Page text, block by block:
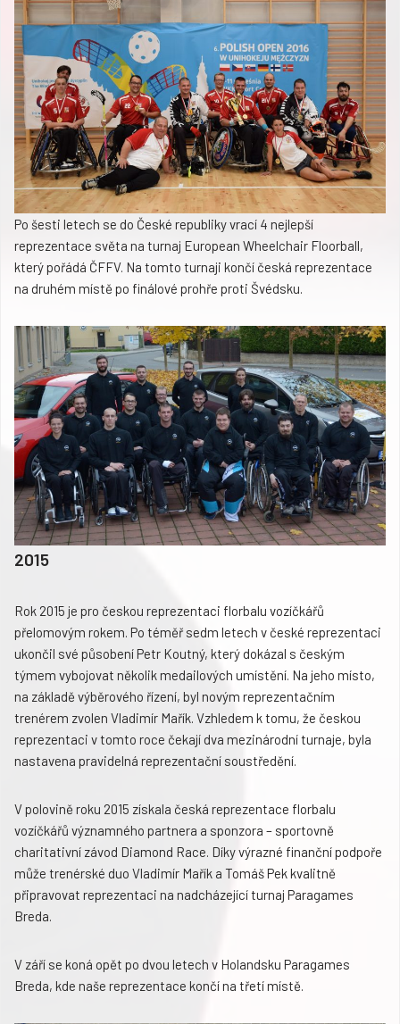
Po šesti letech se do České republiky vrací 4 nejlepší
reprezentace světa na turnaj European Wheelchair Floorball,
který pořádá ČFFV. Na tomto turnaji končí česká reprezentace
na druhém místě po finálové prohře proti Švédsku.
2015
Rok 2015 je pro českou reprezentaci florbalu vozíčkářů
přelomovým rokem. Po téměř sedm letech v české reprezentaci
ukončil své působení Petr Koutný, který dokázal s českým
týmem vybojovat několik medailových umístění. Na jeho místo,
na základě výběrového řízení, byl novým reprezentačním
trenérem zvolen Vladimír Mařík. Vzhledem k tomu, že českou
reprezentaci v tomto roce čekají dva mezinárodní turnaje, byla
nastavena pravidelná reprezentační soustředění.
V polovině roku 2015 získala česká reprezentace florbalu
vozíčkářů významného partnera a sponzora – sportovně
charitativní závod Diamond Race. Díky výrazné finanční podpoře
může trenérské duo Vladimír Mařík a Tomáš Pek kvalitně
připravovat reprezentaci na nadcházející turnaj Paragames
Breda.
V září se koná opět po dvou letech v Holandsku Paragames
Breda, kde naše reprezentace končí na třetí místě.